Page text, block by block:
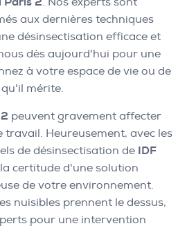
aux dernières techniques
désinsectisation efficace et
dès aujourd'hui pour une
à votre espace de vie ou de
mérite.
peuvent gravement affecter
travail. Heureusement, avec les
de désinsectisation de IDF
certitude d'une solution
de votre environnement.
nuisibles prennent le dessus,
pour une intervention